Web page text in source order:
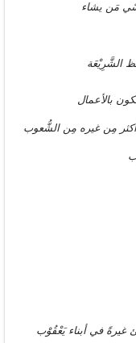
مَن يشاء
بالأعمال
مِن غيره مِن الشُّعوب
في أبناء يَعْقُوْب